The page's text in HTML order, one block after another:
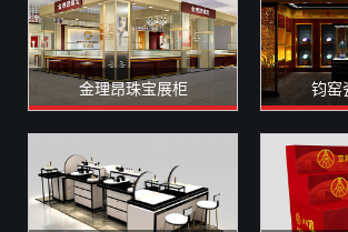
金理昂珠宝展柜 钧窑